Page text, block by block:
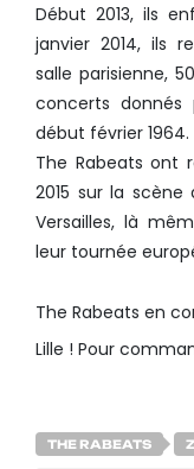
Début 2013, ils
janvier 2014, ils
salle parisienne,
concerts
début février 1964.
The Rabeats ont
2015 sur la
Versailles, là
leur tournée
The Rabeats en
Lille ! Pour
THE RABEATS